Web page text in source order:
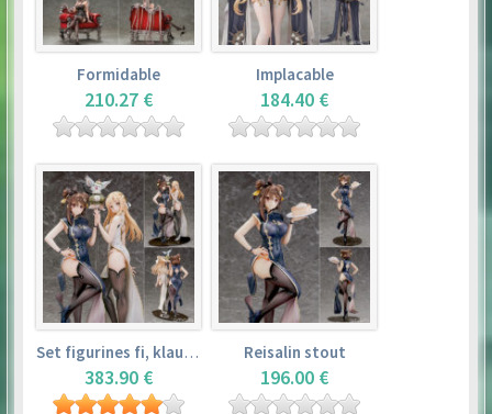
Formidable
210.27 €
Implacable
184.40 €
Set figurines fi, klaudia valentz, reisalin stout
383.90 €
Reisalin stout
196.00 €